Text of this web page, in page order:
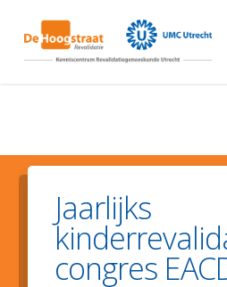
main
Jaarlijks
congres